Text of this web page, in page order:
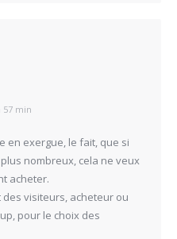
57 min
en exergue, le fait, que si
nombreux, cela ne veux
acheter.
des visiteurs, acheteur ou
pour le choix des